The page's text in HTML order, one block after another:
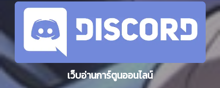
เว็บอ่านการ์ตูนออนไลน์